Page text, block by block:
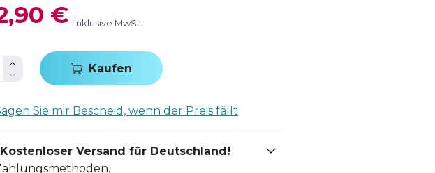
€ Inklusive MwSt.
Kaufen
Sie mir Bescheid, wenn der Preis fällt
Kostenloser Versand für Deutschland!